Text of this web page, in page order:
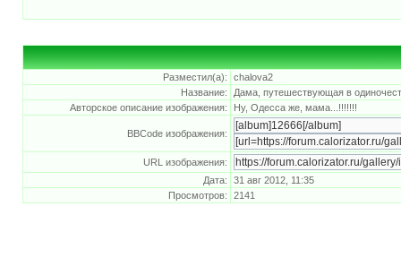
Разместил(а):
chalova2
Название:
Дама, путешествующая в
Авторское описание изображения:
Ну, Одесса же, мама...!!!!!!!
BBCode изображения:
URL изображения:
Дата:
31 авг 2012, 11:35
Просмотров:
2141